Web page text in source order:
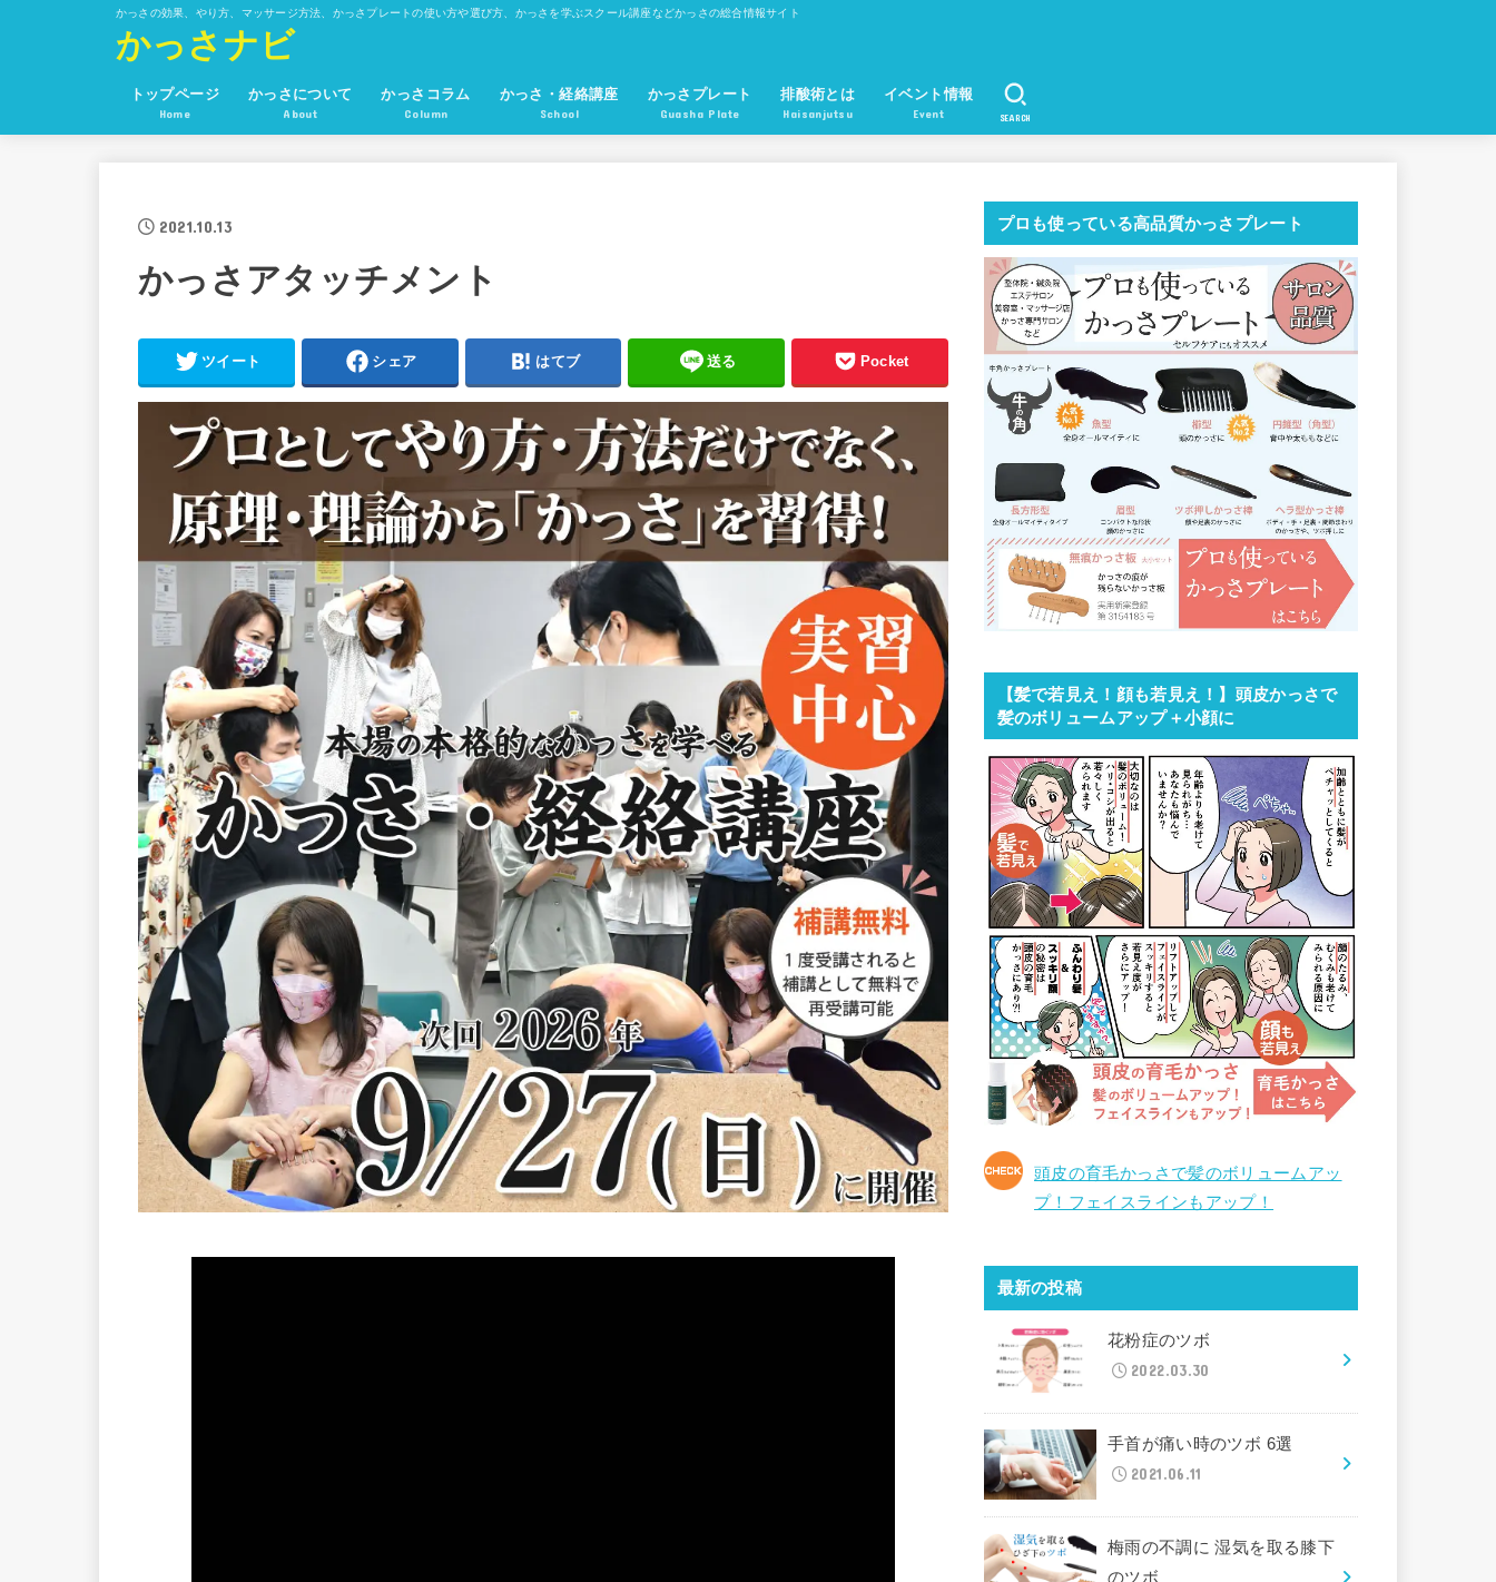
かっさの効果、やり方、マッサージ方法、かっさプレートの使い方や選び方、かっさを学ぶスクール講座などかっさの総合情報サイト
かっさナビ
トップページ
Home
かっさについて
About
かっさコラム
Column
かっさ・経絡講座
School
かっさプレート
Guasha Plate
排酸術とは
Haisanjutsu
イベント情報
Event SEARCH
2021.10.13
かっさアタッチメント
ツイート シェア はてブ 送る Pocket
プロも使っている高品質かっさプレート
【髪で若見え！顔も若見え！】頭皮かっさで
髪のボリュームアップ＋小顔に
頭皮の育毛かっさで髪のボリュームアッ
プ！フェイスラインもアップ！
最新の投稿
花粉症のツボ
2022.03.30
手首が痛い時のツボ 6選
2021.06.11
梅雨の不調に 湿気を取る膝下
のツボ